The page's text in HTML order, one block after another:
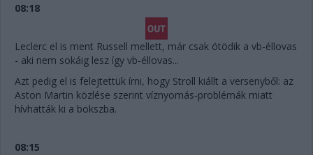
08:18
Leclerc el is ment Russell mellett, már csak ötödik a vb-éllovas
- aki nem sokáig lesz így vb-éllovas...
Azt pedig el is felejtettük írni, hogy Stroll kiállt a versenyből: az
Aston Martin közlése szerint víznyomás-problémák miatt
hívhatták ki a bokszba.
08:15